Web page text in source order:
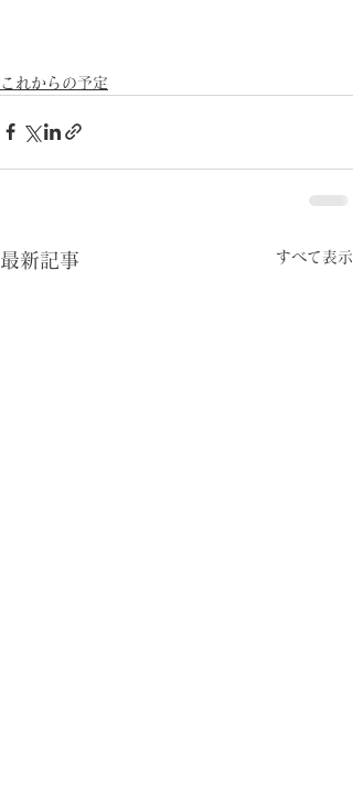
これからの予定
最新記事 すべて表示